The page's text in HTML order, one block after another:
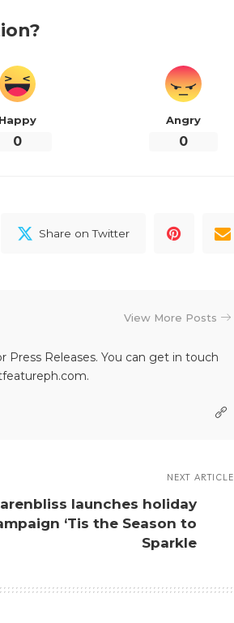
Happy
0
Angry
0
Share on Twitter
View More Posts
Releases. You can get in touch
NEXT ARTICLE
launches holiday
‘Tis the Season to
Sparkle